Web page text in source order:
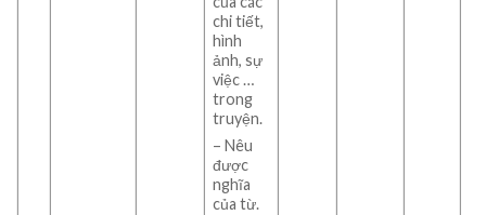
chi tiết,
hình
ảnh, sự
việc …
trong
truyện.
– Nêu
được
nghĩa
của từ.